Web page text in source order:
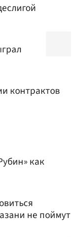
контрактов
как
не поймут